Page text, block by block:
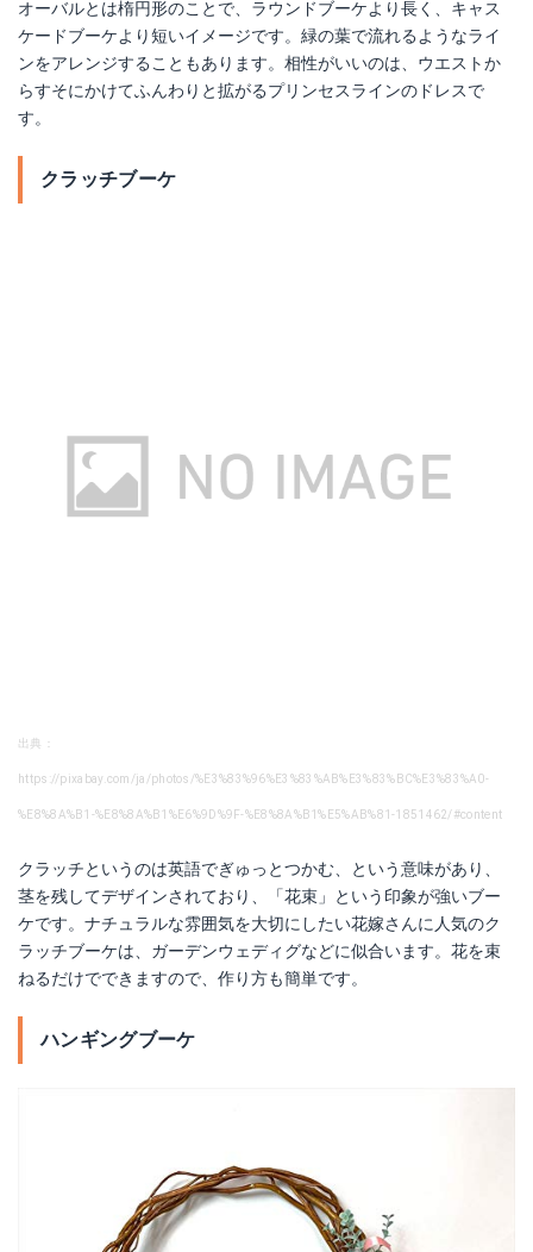
オーバルとは楕円形のことで、ラウンドブーケより長く、キャス
ケードブーケより短いイメージです。緑の葉で流れるようなライ
ンをアレンジすることもあります。相性がいいのは、ウエストか
らすそにかけてふんわりと拡がるプリンセスラインのドレスで
す。
クラッチブーケ
出典：
https://pixabay.com/ja/photos/%E3%83%96%E3%83%AB%E3%83%BC%E3%83%A0-
%E8%8A%B1-%E8%8A%B1%E6%9D%9F-%E8%8A%B1%E5%AB%81-1851462/#content
クラッチというのは英語でぎゅっとつかむ、という意味があり、
茎を残してデザインされており、「花束」という印象が強いブー
ケです。ナチュラルな雰囲気を大切にしたい花嫁さんに人気のク
ラッチブーケは、ガーデンウェディグなどに似合います。花を束
ねるだけでできますので、作り方も簡単です。
ハンギングブーケ